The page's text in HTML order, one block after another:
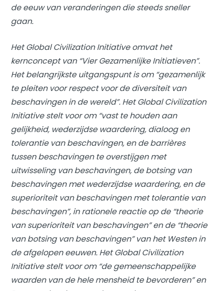
de eeuw van veranderingen die steeds sneller
gaan.
Het Global Civilization Initiative omvat het
kernconcept van “Vier Gezamenlijke Initiatieven”.
Het belangrijkste uitgangspunt is om “gezamenlijk
te pleiten voor respect voor de diversiteit van
beschavingen in de wereld”. Het Global Civilization
Initiative stelt voor om “vast te houden aan
gelijkheid, wederzijdse waardering, dialoog en
tolerantie van beschavingen, en de barrières
tussen beschavingen te overstijgen met
uitwisseling van beschavingen, de botsing van
beschavingen met wederzijdse waardering, en de
superioriteit van beschavingen met tolerantie van
beschavingen”, in rationele reactie op de “theorie
van superioriteit van beschavingen” en de “theorie
van botsing van beschavingen” van het Westen in
de afgelopen eeuwen. Het Global Civilization
Initiative stelt voor om “de gemeenschappelijke
waarden van de hele mensheid te bevorderen” en